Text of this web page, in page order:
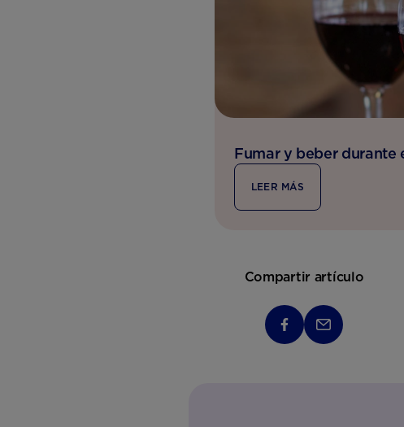
Fumar y beber durante
LEER MÁS
Compartir artículo